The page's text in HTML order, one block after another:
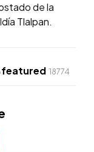
de la
Tlalpan.
featured 18774